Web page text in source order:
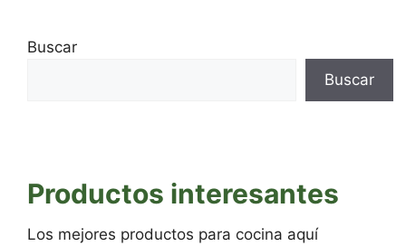
Buscar
Buscar
Productos interesantes
Los mejores productos para cocina aquí